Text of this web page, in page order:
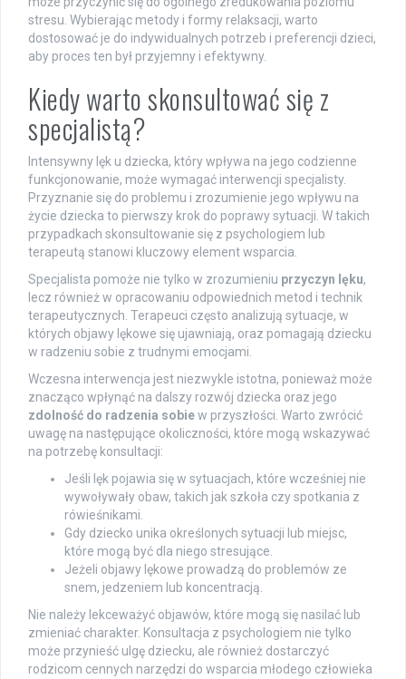
stresu. Wybierając metody i formy relaksacji, warto
dostosować je do indywidualnych potrzeb i preferencji dzieci,
aby proces ten był przyjemny i efektywny.
Kiedy warto skonsultować się z
specjalistą?
Intensywny lęk u dziecka, który wpływa na jego codzienne
funkcjonowanie, może wymagać interwencji specjalisty.
Przyznanie się do problemu i zrozumienie jego wpływu na
życie dziecka to pierwszy krok do poprawy sytuacji. W takich
przypadkach skonsultowanie się z psychologiem lub
terapeutą stanowi kluczowy element wsparcia.
Specjalista pomoże nie tylko w zrozumieniu przyczyn lęku,
lecz również w opracowaniu odpowiednich metod i technik
terapeutycznych. Terapeuci często analizują sytuacje, w
których objawy lękowe się ujawniają, oraz pomagają dziecku
w radzeniu sobie z trudnymi emocjami.
Wczesna interwencja jest niezwykle istotna, ponieważ może
znacząco wpłynąć na dalszy rozwój dziecka oraz jego
zdolność do radzenia sobiew przyszłości. Warto zwrócić
uwagę na następujące okoliczności, które mogą wskazywać
na potrzebę konsultacji:
Jeśli lęk pojawia się w sytuacjach, które wcześniej nie
wywoływały obaw, takich jak szkoła czy spotkania z
rówieśnikami.
Gdy dziecko unika określonych sytuacji lub miejsc,
które mogą być dla niego stresujące.
Jeżeli objawy lękowe prowadzą do problemów ze
snem, jedzeniem lub koncentracją.
Nie należy lekceważyć objawów, które mogą się nasilać lub
zmieniać charakter. Konsultacja z psychologiem nie tylko
może przynieść ulgę dziecku, ale również dostarczyć
rodzicom cennych narzędzi do wsparcia młodego człowieka